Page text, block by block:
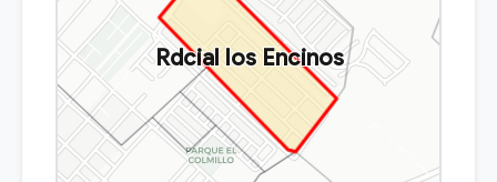
Rdcial los Encinos